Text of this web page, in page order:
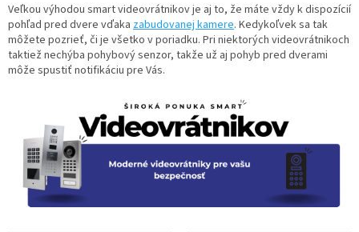
Veľkou výhodou smart videovrátnikov je aj to, že máte vždy k dispozícií
pohľad pred dvere vďaka zabudovanej kamere. Kedykoľvek sa tak
môžete pozrieť, či je všetko v poriadku. Pri niektorých videovrátnikoch
taktiež nechýba pohybový senzor, takže už aj pohyb pred dverami
môže spustiť notifikáciu pre Vás.